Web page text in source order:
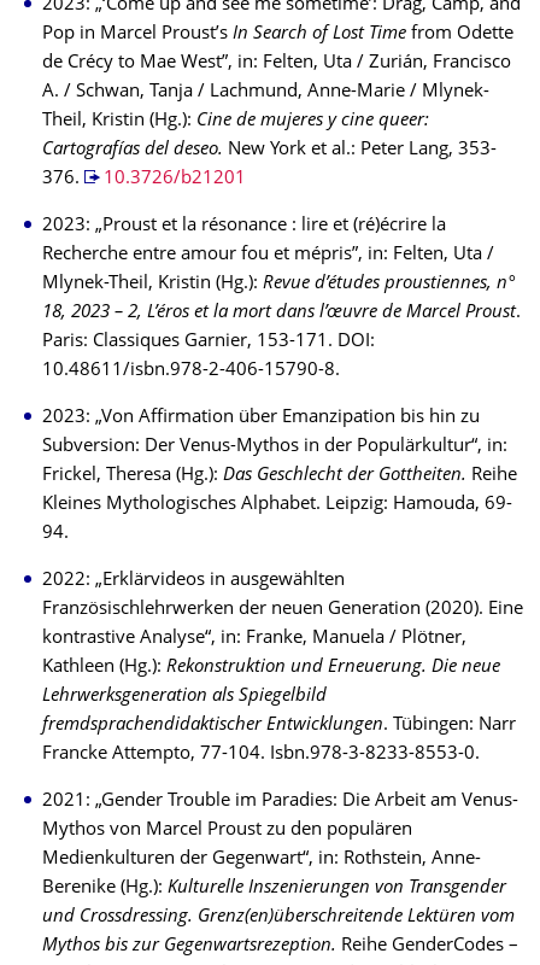
2023: „‘Come up and see me sometime’: Drag, Camp, and
Pop in Marcel Proust’s In Search of Lost Time from Odette
de Crécy to Mae West”, in: Felten, Uta / Zurián, Francisco
A. / Schwan, Tanja / Lachmund, Anne-Marie / Mlynek-
Theil, Kristin (Hg.): Cine de mujeres y cine queer:
Cartografías del deseo. New York et al.: Peter Lang, 353-
376.
10.3726/b21201
2023: „Proust et la résonance : lire et (ré)écrire la
Recherche entre amour fou et mépris”, in: Felten, Uta /
Mlynek-Theil, Kristin (Hg.): Revue d’études proustiennes, n°
18, 2023 – 2, L’éros et la mort dans l’œuvre de Marcel Proust.
Paris: Classiques Garnier, 153-171. DOI:
10.48611/isbn.978-2-406-15790-8.
2023: „Von Affirmation über Emanzipation bis hin zu
Subversion: Der Venus-Mythos in der Populärkultur“, in:
Frickel, Theresa (Hg.): Das Geschlecht der Gottheiten. Reihe
Kleines Mythologisches Alphabet. Leipzig: Hamouda, 69-
94.
2022: „Erklärvideos in ausgewählten
Französischlehrwerken der neuen Generation (2020). Eine
kontrastive Analyse“, in: Franke, Manuela / Plötner,
Kathleen (Hg.): Rekonstruktion und Erneuerung. Die neue
Lehrwerksgeneration als Spiegelbild
fremdsprachendidaktischer Entwicklungen. Tübingen: Narr
Francke Attempto, 77-104. Isbn.978-3-8233-8553-0.
2021: „Gender Trouble im Paradies: Die Arbeit am Venus-
Mythos von Marcel Proust zu den populären
Medienkulturen der Gegenwart“, in: Rothstein, Anne-
Berenike (Hg.): Kulturelle Inszenierungen von Transgender
und Crossdressing. Grenz(en)überschreitende Lektüren vom
Mythos bis zur Gegenwartsrezeption. Reihe GenderCodes –